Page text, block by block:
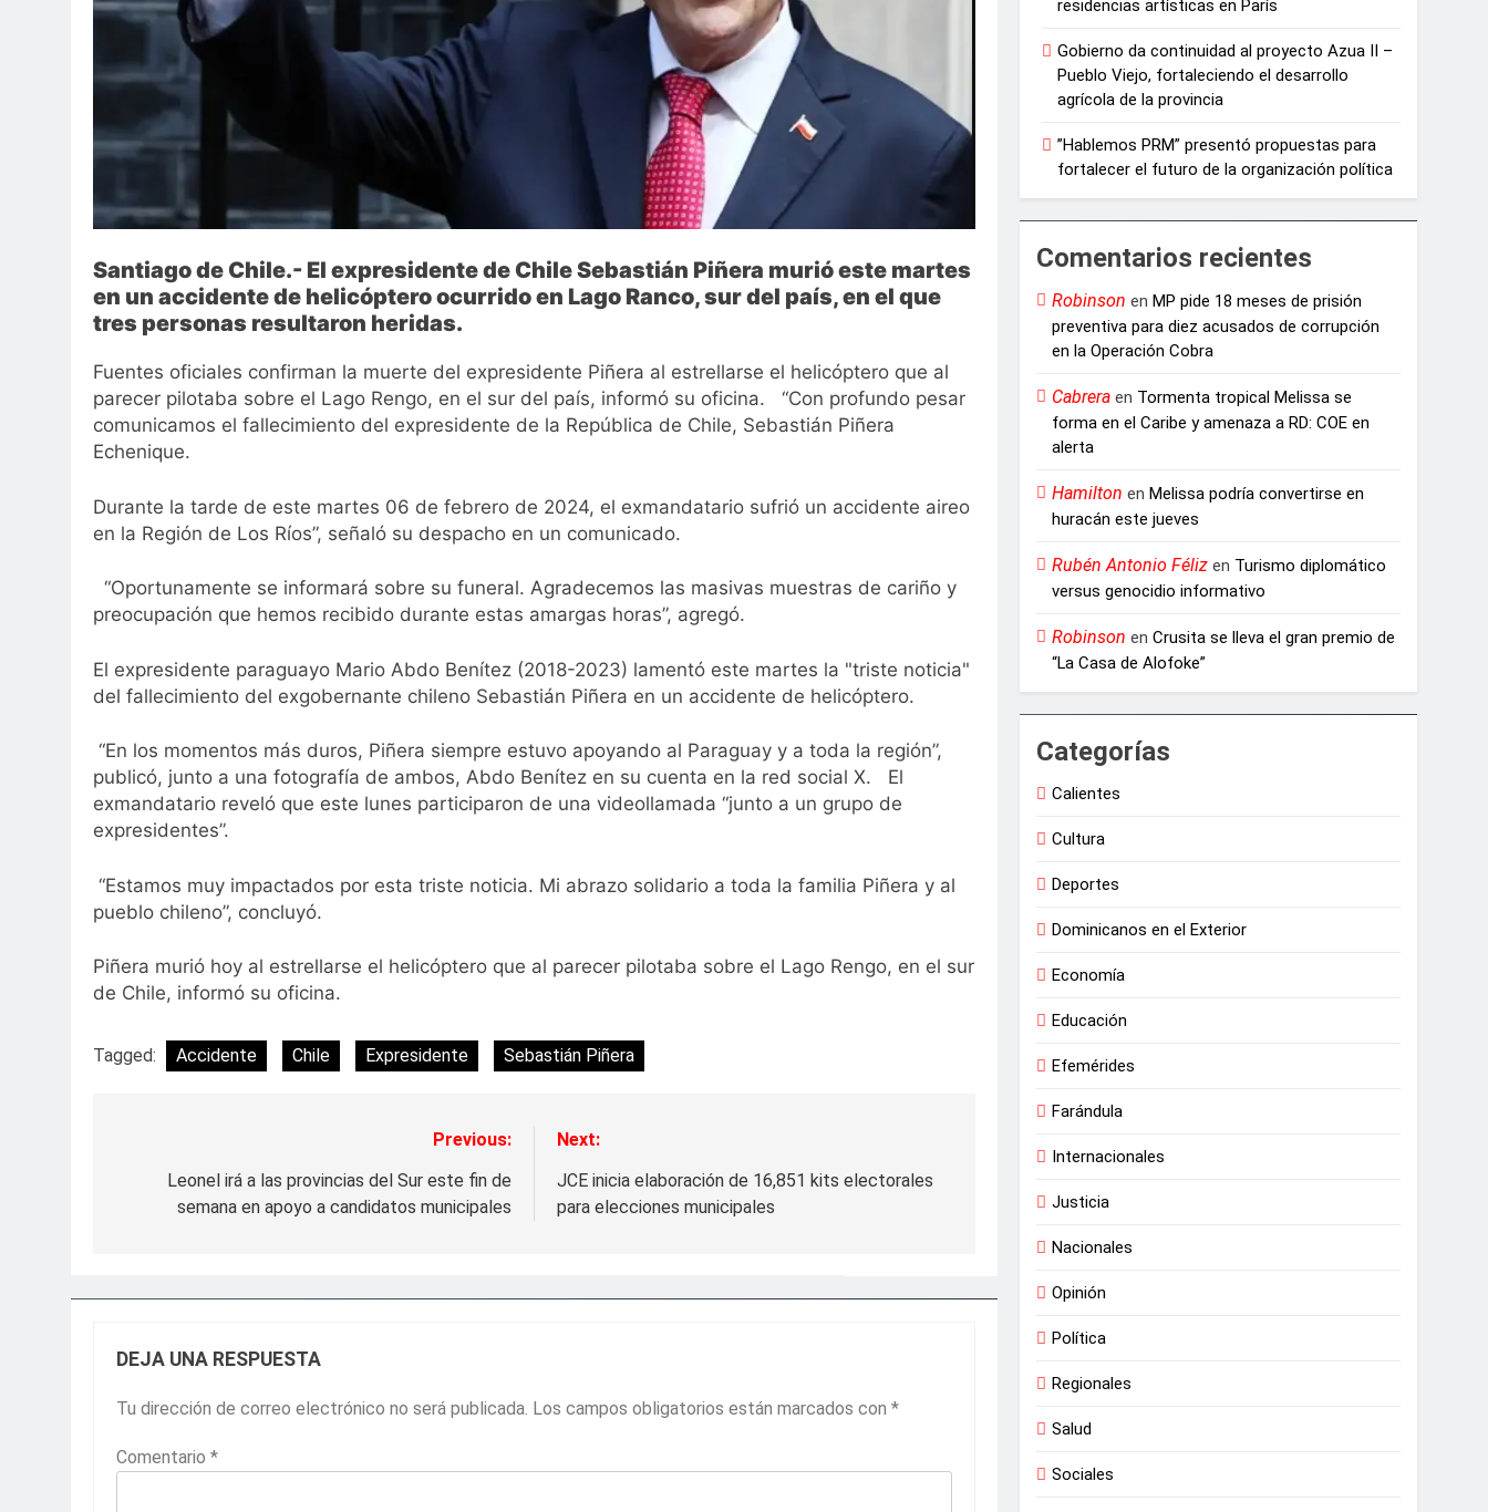
Santiago de Chile.- El expresidente de Chile Sebastián Piñera murió este martes
en un accidente de helicóptero ocurrido en Lago Ranco, sur del país, en el que
tres personas resultaron heridas.
Fuentes oficiales confirman la muerte del expresidente Piñera al estrellarse el helicóptero que al
parecer pilotaba sobre el Lago Rengo, en el sur del país, informó su oficina. “Con profundo pesar
comunicamos el fallecimiento del expresidente de la República de Chile, Sebastián Piñera
Echenique.
Durante la tarde de este martes 06 de febrero de 2024, el exmandatario sufrió un accidente aireo
en la Región de Los Ríos”, señaló su despacho en un comunicado.
“Oportunamente se informará sobre su funeral. Agradecemos las masivas muestras de cariño y
preocupación que hemos recibido durante estas amargas horas”, agregó.
El expresidente paraguayo Mario Abdo Benítez (2018-2023) lamentó este martes la "triste noticia"
del fallecimiento del exgobernante chileno Sebastián Piñera en un accidente de helicóptero.
“En los momentos más duros, Piñera siempre estuvo apoyando al Paraguay y a toda la región”,
publicó, junto a una fotografía de ambos, Abdo Benítez en su cuenta en la red social X. El
exmandatario reveló que este lunes participaron de una videollamada “junto a un grupo de
expresidentes”.
“Estamos muy impactados por esta triste noticia. Mi abrazo solidario a toda la familia Piñera y al
pueblo chileno”, concluyó.
Piñera murió hoy al estrellarse el helicóptero que al parecer pilotaba sobre el Lago Rengo, en el sur
de Chile, informó su oficina.
Tagged: Accidente Chile Expresidente Sebastián Piñera
Previous:
Leonel irá a las provincias del Sur este fin de
semana en apoyo a candidatos municipales
Next:
JCE inicia elaboración de 16,851 kits electorales
para elecciones municipales
DEJA UNA RESPUESTA
Tu dirección de correo electrónico no será publicada. Los campos obligatorios están marcados con *
Comentario *
residencias artísticas en París
Gobierno da continuidad al proyecto Azua II –
Pueblo Viejo, fortaleciendo el desarrollo
agrícola de la provincia
”Hablemos PRM” presentó propuestas para
fortalecer el futuro de la organización política
Comentarios recientes
Robinson enMP pide 18 meses de prisión
preventiva para diez acusados de corrupción
en la Operación Cobra
Cabrera en Tormenta tropical Melissa se
forma en el Caribe y amenaza a RD: COE en
alerta
Hamilton enMelissa podría convertirse en
huracán este jueves
Rubén Antonio Féliz en Turismo diplomático
versus genocidio informativo
Robinson enCrusita se lleva el gran premio de
“La Casa de Alofoke”
Categorías
Calientes
Cultura
Deportes
Dominicanos en el Exterior
Economía
Educación
Efemérides
Farándula
Internacionales
Justicia
Nacionales
Opinión
Política
Regionales
Salud
Sociales